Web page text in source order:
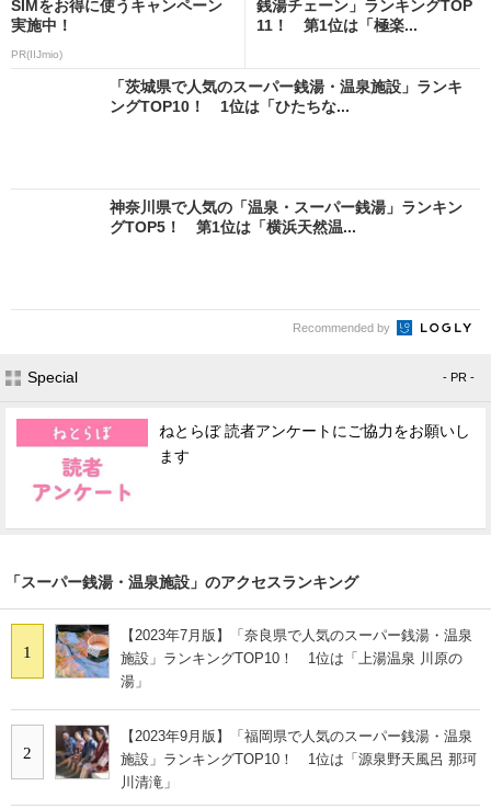
SIMをお得に使うキャンペーン
実施中！
PR(IIJmio)
銭湯チェーン」ランキングTOP
11！ 第1位は「極楽...
「茨城県で人気のスーパー銭湯・温泉施設」ランキ
ングTOP10！ 1位は「ひたちな...
神奈川県で人気の「温泉・スーパー銭湯」ランキン
グTOP5！ 第1位は「横浜天然温...
Recommended by
Special - PR -
ねとらぼ 読者アンケートにご協力をお願いし
ます
「スーパー銭湯・温泉施設」のアクセスランキング
1
【2023年7月版】「奈良県で人気のスーパー銭湯・温泉
施設」ランキングTOP10！ 1位は「上湯温泉 川原の
湯」
2
【2023年9月版】「福岡県で人気のスーパー銭湯・温泉
施設」ランキングTOP10！ 1位は「源泉野天風呂 那珂
川清滝」